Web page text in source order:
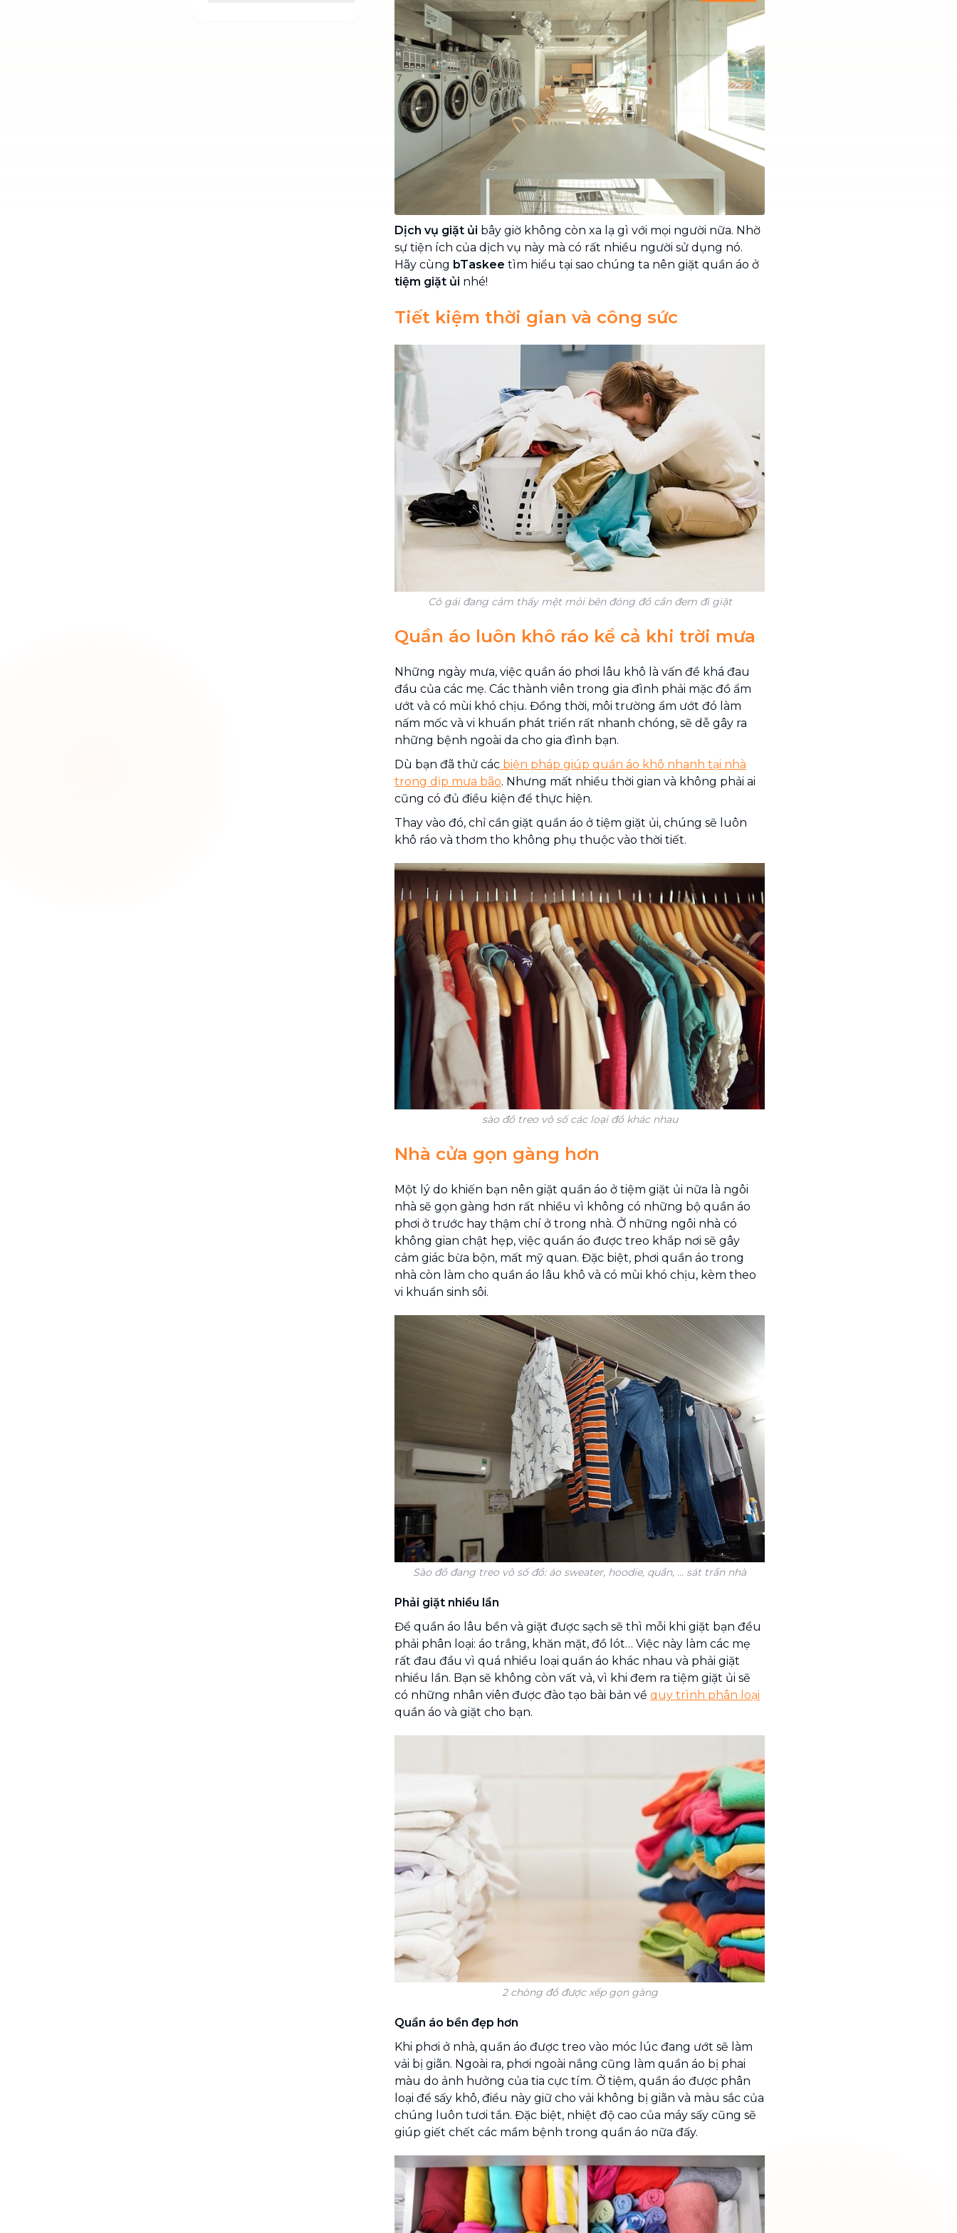
Chuyển nhà trọn gói, không lo dọn
dẹp nơi đi nơi đến
Vệ sinh công nghiệp NEW
Vệ sinh chuyên nghiệp cho văn
phòng, nhà xưởng, công trình lớn
Dịch vụ giặt ủi bây giờ không còn xa lạ gì với mọi người nữa. Nhờ
sự tiện ích của dịch vụ này mà có rất nhiều người sử dụng nó.
Hãy cùng bTaskee tìm hiểu tại sao chúng ta nên giặt quần áo ở
tiệm giặt ủi nhé!
Tiết kiệm thời gian và công sức
Cô gái đang cảm thấy mệt mỏi bên đóng đồ cần đem đi giặt
Quần áo luôn khô ráo kể cả khi trời mưa
Những ngày mưa, việc quần áo phơi lâu khô là vấn đề khá đau
đầu của các mẹ. Các thành viên trong gia đình phải mặc đồ ẩm
ướt và có mùi khó chịu. Đồng thời, môi trường ẩm ướt đó làm
nấm mốc và vi khuẩn phát triển rất nhanh chóng, sẽ dễ gây ra
những bệnh ngoài da cho gia đình bạn.
Dù bạn đã thử các biện pháp giúp quần áo khô nhanh tại nhà
trong dịp mưa bão. Nhưng mất nhiều thời gian và không phải ai
cũng có đủ điều kiện để thực hiện.
Thay vào đó, chỉ cần giặt quần áo ở tiệm giặt ủi, chúng sẽ luôn
khô ráo và thơm tho không phụ thuộc vào thời tiết.
sào đồ treo vô số các loại đồ khác nhau
Nhà cửa gọn gàng hơn
Một lý do khiến bạn nên giặt quần áo ở tiệm giặt ủi nữa là ngôi
nhà sẽ gọn gàng hơn rất nhiều vì không có những bộ quần áo
phơi ở trước hay thậm chí ở trong nhà. Ở những ngôi nhà có
không gian chật hẹp, việc quần áo được treo khắp nơi sẽ gây
cảm giác bừa bộn, mất mỹ quan. Đặc biệt, phơi quần áo trong
nhà còn làm cho quần áo lâu khô và có mùi khó chịu, kèm theo
vi khuẩn sinh sôi.
Sào đồ đang treo vô số đồ: áo sweater, hoodie, quần, ... sát trần nhà
Phải giặt nhiều lần
Để quần áo lâu bền và giặt được sạch sẽ thì mỗi khi giặt bạn đều
phải phân loại: áo trắng, khăn mặt, đồ lót… Việc này làm các mẹ
rất đau đầu vì quá nhiều loại quần áo khác nhau và phải giặt
nhiều lần. Bạn sẽ không còn vất vả, vì khi đem ra tiệm giặt ủi sẽ
có những nhân viên được đào tạo bài bản về quy trình phân loại
quần áo và giặt cho bạn.
2 chòng đồ được xếp gọn gàng
Quần áo bền đẹp hơn
Khi phơi ở nhà, quần áo được treo vào móc lúc đang ướt sẽ làm
vải bị giãn. Ngoài ra, phơi ngoài nắng cũng làm quần áo bị phai
màu do ảnh hưởng của tia cực tím. Ở tiệm, quần áo được phân
loại để sấy khô, điều này giữ cho vải không bị giãn và màu sắc của
chúng luôn tươi tắn. Đặc biệt, nhiệt độ cao của máy sấy cũng sẽ
giúp giết chết các mầm bệnh trong quần áo nữa đấy.